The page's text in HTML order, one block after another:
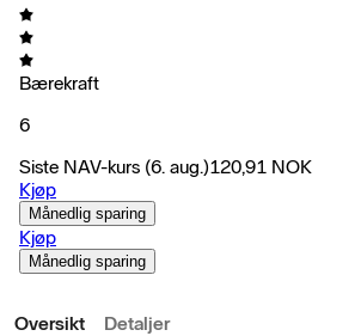
Bærekraft
6
Siste NAV-kurs (6. aug.)120,91 NOK
Kjøp
Månedlig sparing
Kjøp
Månedlig sparing
Oversikt Detaljer